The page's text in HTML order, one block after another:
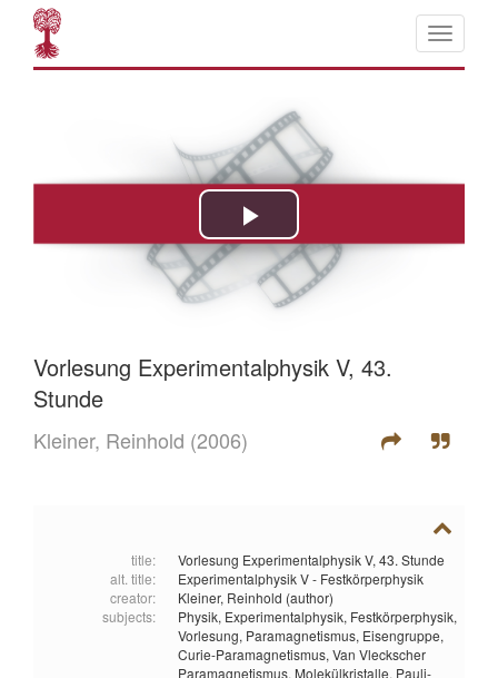
Vorlesung Experimentalphysik V, 43.
Stunde
Kleiner, Reinhold (2006)
title:
Vorlesung Experimentalphysik V, 43. Stunde
alt. title:
Experimentalphysik V - Festkörperphysik
creator:
Kleiner, Reinhold (author)
subjects:
Physik, Experimentalphysik, Festkörperphysik,
Vorlesung, Paramagnetismus, Eisengruppe,
Curie-Paramagnetismus, Van Vleckscher
Paramagnetismus, Molekülkristalle, Pauli-